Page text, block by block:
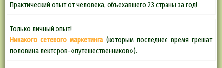
Практический опыт от человека, объехавшего 23 страны за год!
Только личный опыт!
Никакого сетевого маркетинга(которым последнее время грешат
половина лекторов-«путешественников»).